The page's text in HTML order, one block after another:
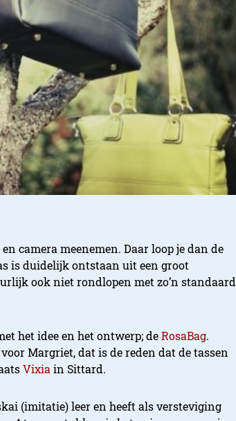
camera meenemen. Daar loop je dan de
is duidelijk ontstaan uit een groot
ook niet rondlopen met zo’n standaard
het idee en het ontwerp; deRosaBag.
Margriet, dat is de reden dat de tassen
Vixiain Sittard.
(imitatie) leer en heeft als versteviging